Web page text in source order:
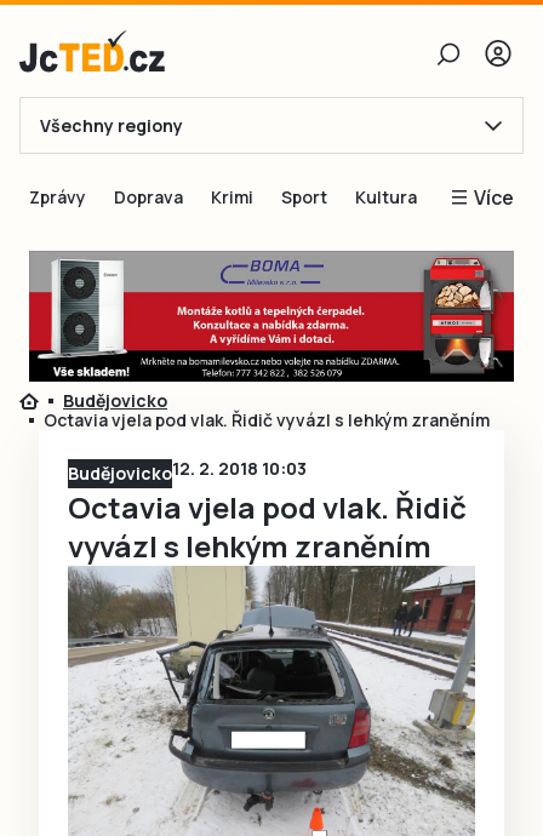
E-mail
Obnovit heslo
Přihlásit se
Přihlásit se přes Facebook
Ještě nemám účet, chci se
Všechny regiony
Zprávy Doprava Krimi Sport Kultura Více
Blogy
Inspirace
Čtenáři píší
Speciální přílohy
Budějovicko
Octavia vjela pod vlak. Řidič vyvázl s lehkým zraněním
Budějovicko12. 2. 2018 10:03
Octavia vjela pod vlak. Řidič
vyvázl s lehkým zraněním